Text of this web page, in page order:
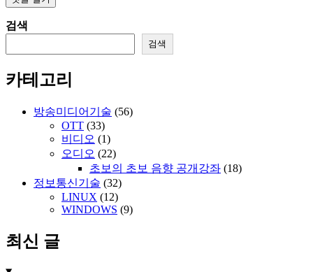
검색
검색
카테고리
방송미디어기술 (56)
OTT (33)
비디오 (1)
오디오 (22)
초보의 초보 음향 공개강좌 (18)
정보통신기술 (32)
LINUX (12)
WINDOWS (9)
최신 글